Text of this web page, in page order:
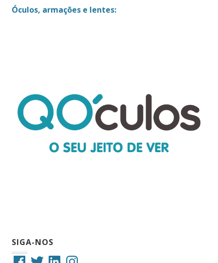
Óculos, armações e lentes:
SIGA-NOS
FacebookTwitterLinkedInInstagram